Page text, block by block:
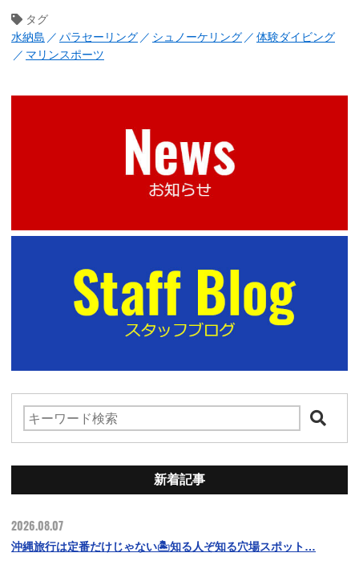
タグ
水納島
パラセーリング シュノーケリング
体験ダイビング
マリンスポーツ
新着記事
2026.08.07
沖縄旅行は定番だけじゃない🏝️知る人ぞ知る穴場スポット…